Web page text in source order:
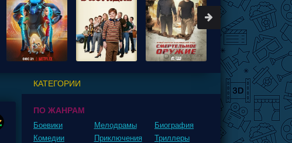
КАТЕГОРИИ
ПО ЖАНРАМ
Боевики
Комедии
Мелодрамы
Приключения
Биография
Триллеры